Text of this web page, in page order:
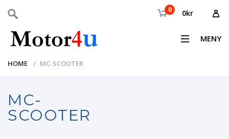
MENY
0 0kr
HOME MC-SCOOTER
MC-
SCOOTER